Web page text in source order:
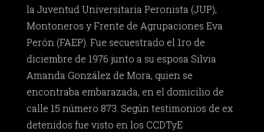
la Juventud Universitaria Peronista (JUP),
Montoneros y Frente de Agrupaciones Eva
Perón (FAEP). Fue secuestrado el 1ro de
diciembre de 1976 junto a su esposa Silvia
Amanda González de Mora, quien se
encontraba embarazada, en el domicilio de
calle 15 número 873. Según testimonios de ex
detenidos fue visto en los CCDTyE